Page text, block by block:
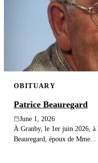
OBITUARY
Patrice Beauregard
June 1, 2026
À Granby, le 1er juin 2026, à
Beauregard, époux de Mme...